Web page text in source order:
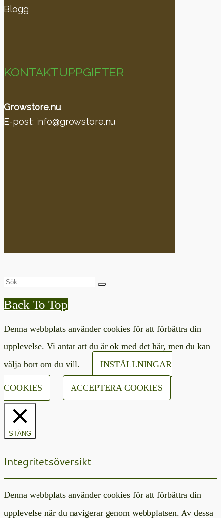
Blogg
KONTAKTUPPGIFTER
Growstore.nu
E-post: info@growstore.nu
Back To Top
Denna webbplats använder cookies för att förbättra din
upplevelse. Vi antar att du är ok med det här, men du kan
välja bort om du vill.
INSTÄLLNINGAR
COOKIES ACCEPTERA COOKIES
STÄNG
Integritetsöversikt
Denna webbplats använder cookies för att förbättra din
upplevelse när du navigerar genom webbplatsen. Av dessa